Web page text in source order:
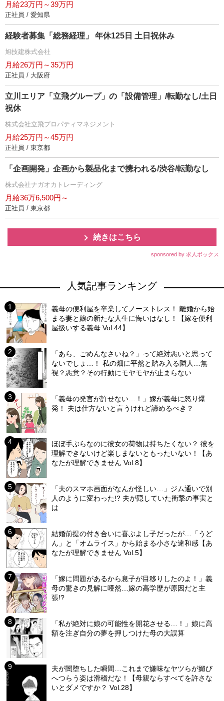
月給23万円～39万円
正社員 / 愛知県
経験者募集「総務経理」 年休125日 土日祝休み
旭技建株式会社
月給26万円～35万円
正社員 / 大阪府
立川エリア「立飛グループ」の「設備管理」/転勤なし/土日
祝休
株式会社立飛プロパティマネジメント
月給25万円～45万円
正社員 / 東京都
「企画開発」企画から製品化まで携われる/渋谷/転勤なし
株式会社ナガオカトレーディング
月給36万6,500円～
正社員 / 東京都
続きはこちら
sponsored by 求人ボックス
人気記事ランキング
義母の便利屋を卒業してノーストレス！ 離婚から始
まる妻と娘の新たな人生に悔いはなし！【嫁を便利
屋扱いする義母 Vol.44】
「あら、ごめんなさいね？」って絶対悪いと思って
ないでしょ…！ 私の畑に平然と踏み入る隣人…無
視？悪意？その行動にモヤモヤが止まらない
「義母の発言が許せない…！」嫁が義母に怒り爆
発！ 夫は仕方ないと言うけれど諦めるべき？
ほぼ手ぶらなのに彼女の荷物は持ちたくない？ 彼を
理解できないけど楽しまないともったいない！【あ
なたが理解できません Vol.8】
「夫のスマホ画面がなんか怪しい…」ジム通いで別
人のように変わった!? 夫が隠していた衝撃の事実と
は
結婚前提の付き合いに喜ぶよし子だったが…「うど
ん」と「オムライス」から始まる小さな違和感【あ
なたが理解できません Vol.5】
「嫁に問題があるから息子が目移りしたのよ！」義
母の驚きの見解に唖然…嫁の高学歴が原因だと主
張!?
「私が絶対に娘の可能性を開花させる…！」娘に高
額を注ぎ自分の夢を押しつけた母の大誤算
夫が闇堕ちした瞬間…これまで嫌味なヤツらが媚び
へつらう姿は滑稽だな！【母親ならすべてを許さな
いとダメですか？ Vol.28】